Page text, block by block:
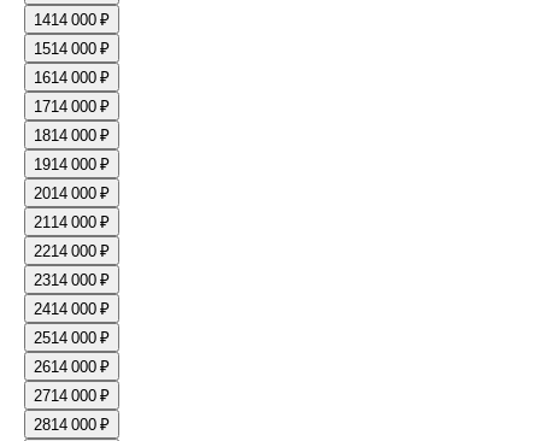
1414 000 ₽
1514 000 ₽
1614 000 ₽
1714 000 ₽
1814 000 ₽
1914 000 ₽
2014 000 ₽
2114 000 ₽
2214 000 ₽
2314 000 ₽
2414 000 ₽
2514 000 ₽
2614 000 ₽
2714 000 ₽
2814 000 ₽